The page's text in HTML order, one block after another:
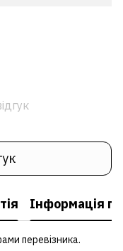
Інформація
перевізника.